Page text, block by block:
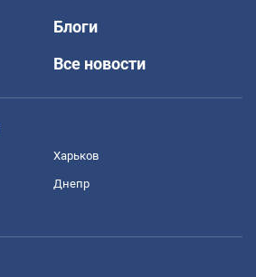
Блоги
Все новости
Харьков
Днепр